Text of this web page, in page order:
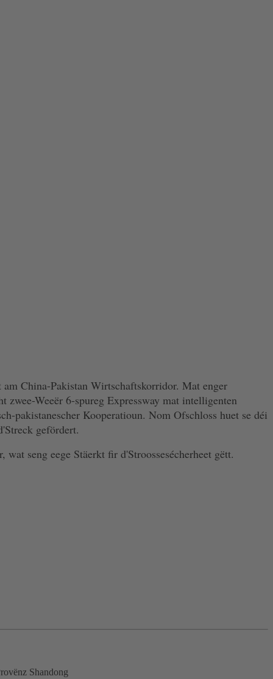
China-Pakistan Wirtschaftskorridor. Mat enger
zwee-Weeër 6-spureg Expressway mat intelligenten
pakistanescher Kooperatioun. Nom Ofschloss huet se déi
gefördert.
seng eege Stäerkt fir d'Stroossesécherheet gëtt.
Shandong